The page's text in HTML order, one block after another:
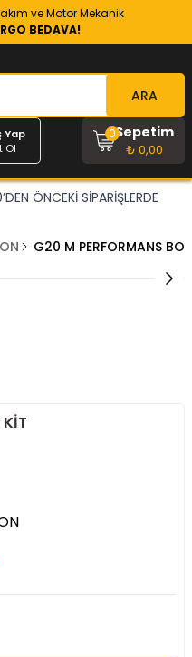
ve Motor Mekanik
BEDAVA!
ARA
Yap
Ol
Sepetim
₺ 0,00
0
ÖNCEKİ SİPARİŞLERDE
G20 M PERFORMANS